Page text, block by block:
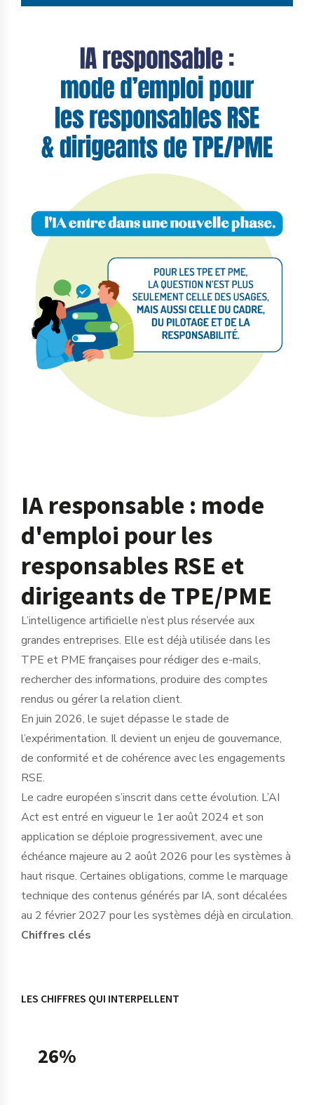
IA responsable : mode
d'emploi pour les
responsables RSE et
dirigeants de TPE/PME
L’intelligence artificielle n’est plus réservée aux
grandes entreprises. Elle est déjà utilisée dans les
TPE et PME françaises pour rédiger des e-mails,
rechercher des informations, produire des comptes
rendus ou gérer la relation client.
En juin 2026, le sujet dépasse le stade de
l’expérimentation. Il devient un enjeu de gouvernance,
de conformité et de cohérence avec les engagements
RSE.
Le cadre européen s’inscrit dans cette évolution. L’AI
Act est entré en vigueur le 1er août 2024 et son
application se déploie progressivement, avec une
échéance majeure au 2 août 2026 pour les systèmes à
haut risque. Certaines obligations, comme le marquage
technique des contenus générés par IA, sont décalées
au 2 février 2027 pour les systèmes déjà en circulation.
Chiffres clés
LES CHIFFRES QUI INTERPELLENT
26%